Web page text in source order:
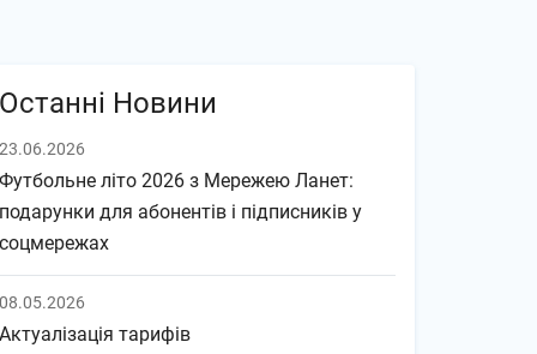
Останні Новини
23.06.2026
Футбольне літо 2026 з Мережею Ланет:
подарунки для абонентів і підписників у
соцмережах
08.05.2026
Актуалізація тарифів